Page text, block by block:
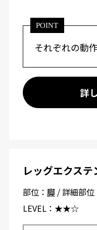
POINT
それぞれの動
詳
レッグエクス
部位： 脚/ 詳細部位
LEVEL： ★★☆